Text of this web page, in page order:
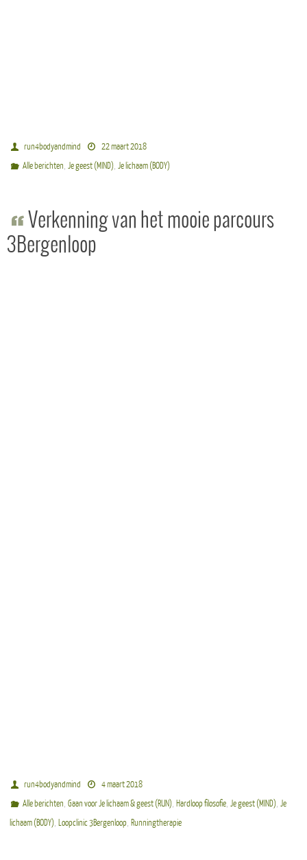
run4bodyandmind
22 maart 2018
Alle berichten,Je geest (MIND),Je lichaam (BODY)
Verkenning van het mooie parcours
3Bergenloop
run4bodyandmind
4 maart 2018
Alle berichten,Gaan voor Je lichaam & geest (RUN),Hardloop filosofie,Je geest (MIND),Je
lichaam (BODY), Loopclinic 3Bergenloop, Runningtherapie